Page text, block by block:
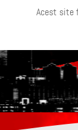
Acest site